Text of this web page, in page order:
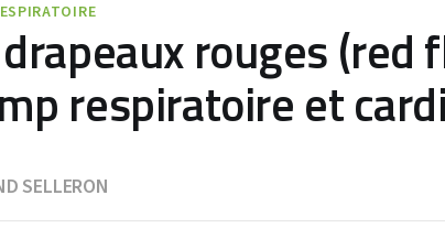
rouges (red
respiratoire et
SELLERON